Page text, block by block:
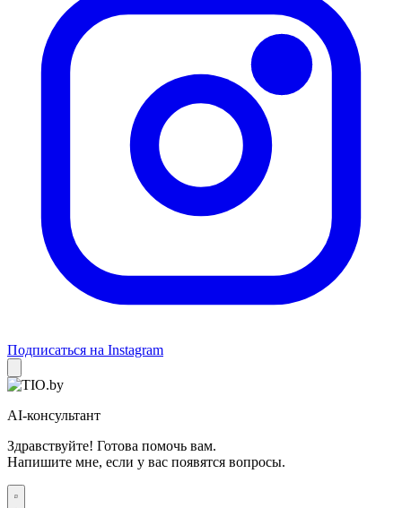
Подписаться на Instagram
AI-консультант
Здравствуйте! Готова помочь вам.
Напишите мне, если у вас появятся вопросы.